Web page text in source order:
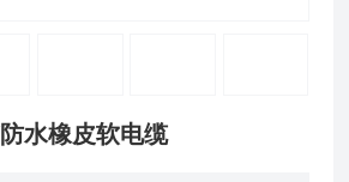
水橡皮软电缆